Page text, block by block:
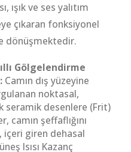
ışık ve ses yalıtım
çıkaran fonksiyonel
dönüşmektedir.
Gölgelendirme
Camın dış yüzeyine
noktasal,
seramik desenlere (Frit)
camın şeffaflığını
giren dehasal
Isısı Kazanç